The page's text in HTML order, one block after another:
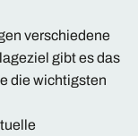
verschiedene
gibt es das
die wichtigsten